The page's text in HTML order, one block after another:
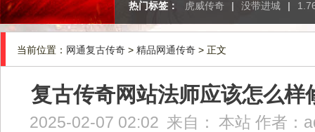
热门标签： 虎威传奇 | 没带进城 |
当前位置： 网通复古传奇 > 精品网通传奇 > 正文
复古传奇网站法师应该怎么样
2025-02-07 02:02 来自： 本站 作者：